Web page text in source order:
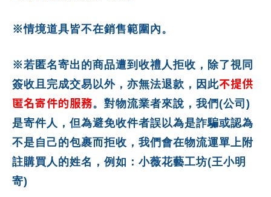
※情境道具皆不在銷售範圍內。
※若匿名寄出的商品遭到收禮人拒收，除了視同
簽收且完成交易以外，亦無法退款，因此不提供
匿名寄件的服務。對物流業者來說，我們(公司)
是寄件人，但為避免收件者誤以為是詐騙或認為
不是自己的包裹而拒收，我們會在物流運單上附
註購買人的姓名，例如：小薇花藝工坊(王小明
寄)